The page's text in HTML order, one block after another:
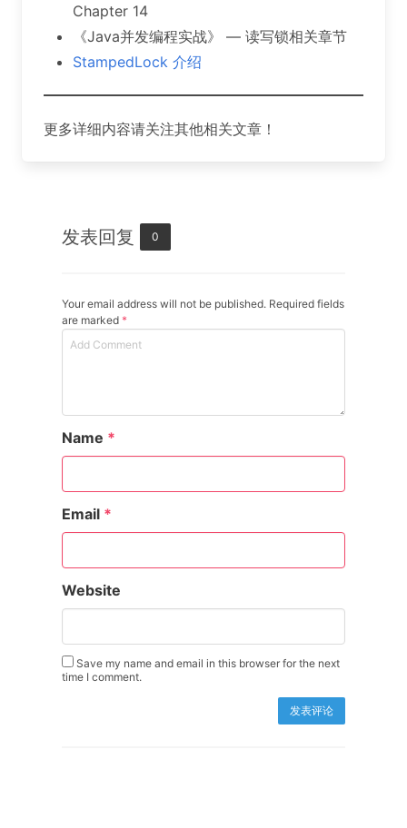
Chapter 14
《Java并发编程实战》 — 读写锁相关章节
StampedLock 介绍
更多详细内容请关注其他相关文章！
发表回复 0
Your email address will not be published. Required fields
are marked *
Name *
Email *
Website
Save my name and email in this browser for the next
time I comment.